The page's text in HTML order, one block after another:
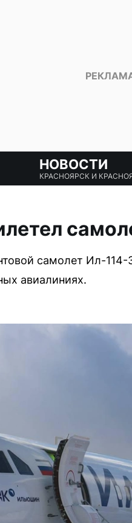
НОВОСТИ
КРАСНОЯРСК И
самолет Ил-
авиалиниях.